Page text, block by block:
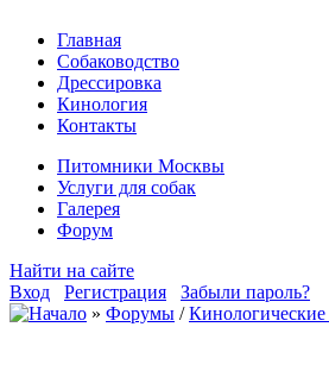
Главная
Собаководство
Дрессировка
Кинология
Контакты
Питомники Москвы
Услуги для собак
Галерея
Форум
Найти на сайте
Вход
Регистрация
Забыли пароль?
» Форумы /